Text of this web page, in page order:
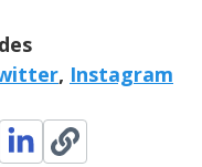
, Instagram